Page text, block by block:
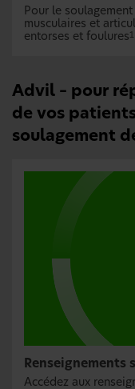
Pour le
musculaires et
entorses et foulures 1
Advil – pour
de vos
soulagement
Renseignements
Accédez aux